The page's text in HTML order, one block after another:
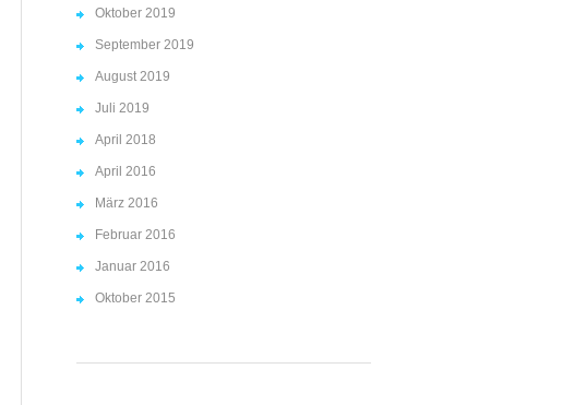
Oktober 2019
September 2019
August 2019
Juli 2019
April 2018
April 2016
März 2016
Februar 2016
Januar 2016
Oktober 2015